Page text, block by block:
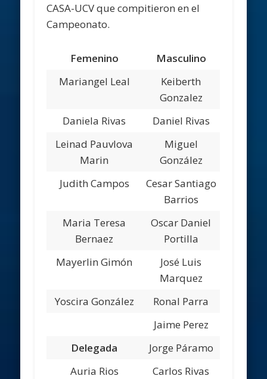
CASA-UCV que compitieron en el
Campeonato.
Femenino
Masculino
Mariangel Leal
Keiberth
Gonzalez
Daniela Rivas
Daniel Rivas
Leinad Pauvlova
Marin
Miguel
González
Judith Campos
Cesar Santiago
Barrios
Maria Teresa
Bernaez
Oscar Daniel
Portilla
Mayerlin Gimón
José Luis
Marquez
Yoscira González
Ronal Parra
Jaime Perez
Delegada
Jorge Páramo
Auria Rios
Carlos Rivas